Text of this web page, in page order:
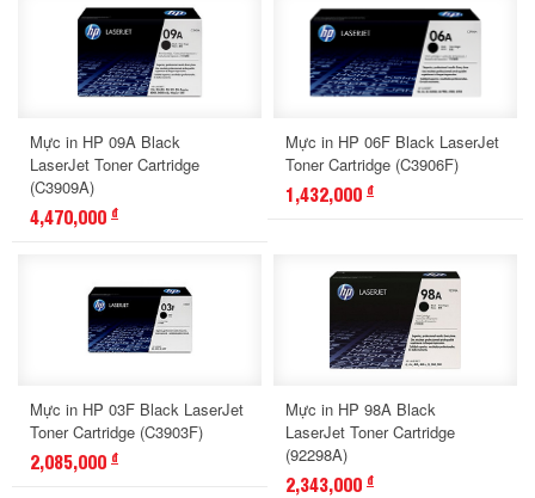
Mực in HP 09A Black
LaserJet Toner Cartridge
(C3909A)
4,470,000 đ
Mực in HP 06F Black LaserJet
Toner Cartridge (C3906F)
1,432,000 đ
Mực in HP 03F Black LaserJet
Toner Cartridge (C3903F)
2,085,000 đ
Mực in HP 98A Black
LaserJet Toner Cartridge
(92298A)
2,343,000 đ